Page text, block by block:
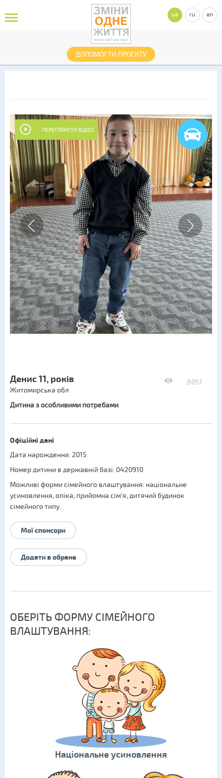
ДОПОМОГТИ ПРОЕКТУ
ua ru en
ПЕРЕГЛЯНУТИ ВІДЕО
8051
Денис 11, років
Житомирська обл
Дитина з особливими потребами
Офіційні дані
Дата нарождення: 2015
Номер дитини в державній базі: 0420910
Можливі форми сімейного влаштування: національне
усиновлення,опіка, прийомна сім'я,дитячий будинок
сімейного типу.
Мої спонсори
Додати в обране
ОБЕРІТЬ ФОРМУ СІМЕЙНОГО
ВЛАШТУВАННЯ:
Національне усиновлення